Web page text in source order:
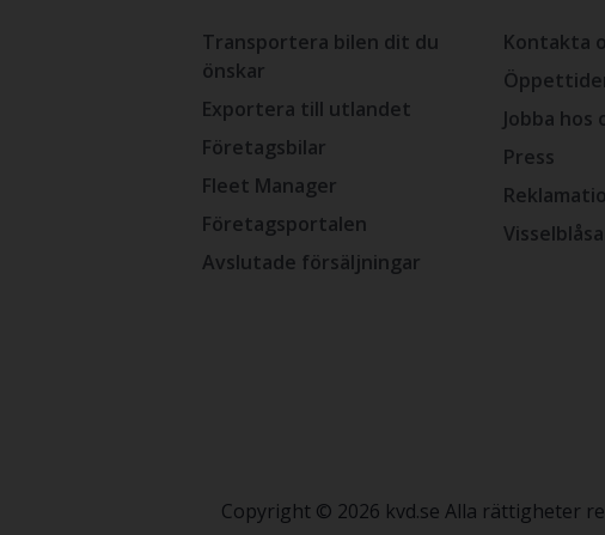
Transportera bilen dit du
önskar
Exportera till utlandet
Företagsbilar
Fleet Manager
Företagsportalen
Avslutade försäljningar
Kontakta
Jobba hos
Press
Copyright © 2026 kvd.se Alla rättigheter